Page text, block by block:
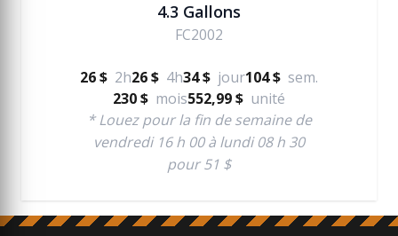
4.3 Gallons
FC2002
26 $ 2h26 $ 4h34 $ jour104 $ sem.
230 $ mois552,99 $ unité
* Louez pour la fin de semaine de
vendredi 16 h 00 à lundi 08 h 30
pour 51 $